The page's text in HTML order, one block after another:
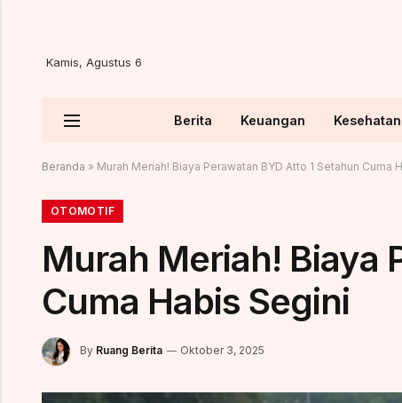
Kamis, Agustus 6
Berita Keuangan Kesehatan
Beranda » Murah Meriah! Biaya Perawatan BYD Atto 1 Setahun Cuma
OTOMOTIF
Murah Meriah! Biaya
Cuma Habis Segini
By Ruang Berita Oktober 3, 2025